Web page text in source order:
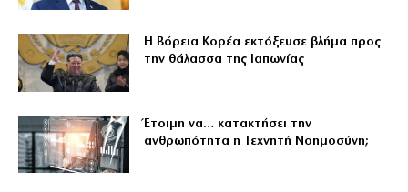
Η Βόρεια Κορέα εκτόξευσε βλήμα προς
την θάλασσα της Ιαπωνίας
Έτοιμη να… κατακτήσει την
ανθρωπότητα η Τεχνητή Νοημοσύνη;